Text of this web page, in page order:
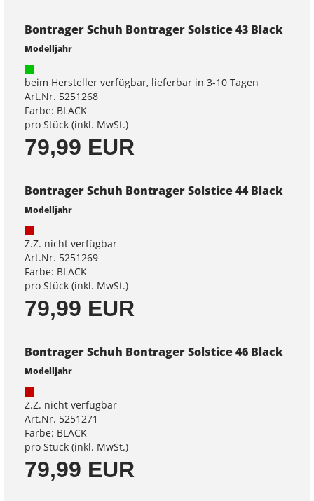
Bontrager Schuh Bontrager Solstice 43 Black
Modelljahr
beim Hersteller verfügbar, lieferbar in 3-10 Tagen
Art.Nr. 5251268
Farbe: BLACK
pro Stück (inkl. MwSt.)
79,99 EUR
Bontrager Schuh Bontrager Solstice 44 Black
Modelljahr
Z.Z. nicht verfügbar
Art.Nr. 5251269
Farbe: BLACK
pro Stück (inkl. MwSt.)
79,99 EUR
Bontrager Schuh Bontrager Solstice 46 Black
Modelljahr
Z.Z. nicht verfügbar
Art.Nr. 5251271
Farbe: BLACK
pro Stück (inkl. MwSt.)
79,99 EUR